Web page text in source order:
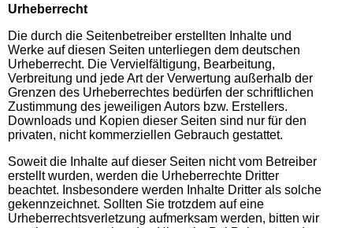
Urheberrecht
Die durch die Seitenbetreiber erstellten Inhalte und
Werke auf diesen Seiten unterliegen dem deutschen
Urheberrecht. Die Vervielfältigung, Bearbeitung,
Verbreitung und jede Art der Verwertung außerhalb der
Grenzen des Urheberrechtes bedürfen der schriftlichen
Zustimmung des jeweiligen Autors bzw. Erstellers.
Downloads und Kopien dieser Seiten sind nur für den
privaten, nicht kommerziellen Gebrauch gestattet.
Soweit die Inhalte auf dieser Seiten nicht vom Betreiber
erstellt wurden, werden die Urheberrechte Dritter
beachtet. Insbesondere werden Inhalte Dritter als solche
gekennzeichnet. Sollten Sie trotzdem auf eine
Urheberrechtsverletzung aufmerksam werden, bitten wir